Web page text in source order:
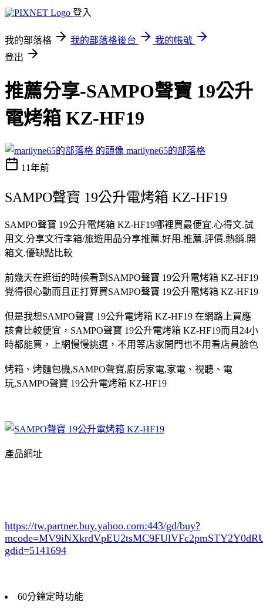
登入
我的部落格 我的部落格後台
我的帳號
登出
推薦分享-SAMPO聲寶 19公升
電烤箱 KZ-HF19
marilyne65的部落格
11年前
SAMPO聲寶 19公升電烤箱 KZ-HF19
SAMPO聲寶 19公升電烤箱 KZ-HF19哪裡買最便宜.心得文.試
用文.分享文行李箱/旅遊用品分享推薦.好用.推薦.評價.熱銷.開
箱文.優缺點比較
前幾天在逛街的時候看到SAMPO聲寶 19公升電烤箱 KZ-HF19
覺得很心動而且正打算買SAMPO聲寶 19公升電烤箱 KZ-HF19
但是我想SAMPO聲寶 19公升電烤箱 KZ-HF19 在網路上買應
該會比較便宜，SAMPO聲寶 19公升電烤箱 KZ-HF19而且24小
時都能買，上網慢慢挑選，不用等店家開門也不用看店員臉色
烤箱、烤麵包機,SAMPO聲寶,廚房家電,家電、視聽、電
玩,SAMPO聲寶 19公升電烤箱 KZ-HF19
產品網址
https://tw.partner.buy.yahoo.com:443/gd/buy?
gdid=5141694
60分鐘定時功能